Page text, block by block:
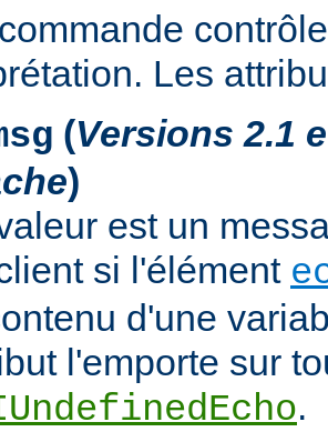
Les
(Versions 2.1
)
est un
si l'élément
d'une
l'emporte sur
.